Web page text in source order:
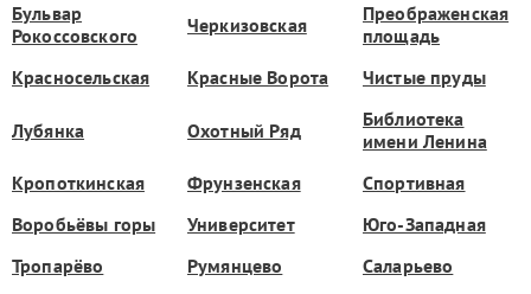
Бульвар
Рокоссовского
Черкизовская
Преображенская
площадь
Красносельская
Красные Ворота Чистые пруды
Лубянка Охотный Ряд
Библиотека
имени Ленина
Кропоткинская
Фрунзенская
Спортивная
Воробьёвы горы
Университет
Юго-Западная
Тропарёво
Румянцево Саларьево